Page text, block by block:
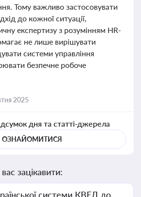
Тому важливо застосовувати
до кожної ситуації,
експертизу з розумінням HR-
не лише вирішувати
системи управління
безпечне робоче
2025
дня та статті-джерела
ОЗНАЙОМИТИСЯ
зацікавити:
системи КВЕД до